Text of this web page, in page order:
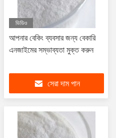
ভিডিও
আপনার বেকিং ব্যবসার জন্য বেকারি
এনজাইমের সম্ভাব্যতা মুক্ত করুন
সেরা দাম পান